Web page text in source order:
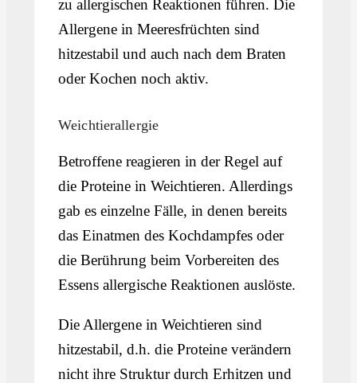
zu allergischen Reaktionen führen. Die
Allergene in Meeresfrüchten sind
hitzestabil und auch nach dem Braten
oder Kochen noch aktiv.
Weichtierallergie
Betroffene reagieren in der Regel auf
die Proteine in Weichtieren. Allerdings
gab es einzelne Fälle, in denen bereits
das Einatmen des Kochdampfes oder
die Berührung beim Vorbereiten des
Essens allergische Reaktionen auslöste.
Die Allergene in Weichtieren sind
hitzestabil, d.h. die Proteine verändern
nicht ihre Struktur durch Erhitzen und